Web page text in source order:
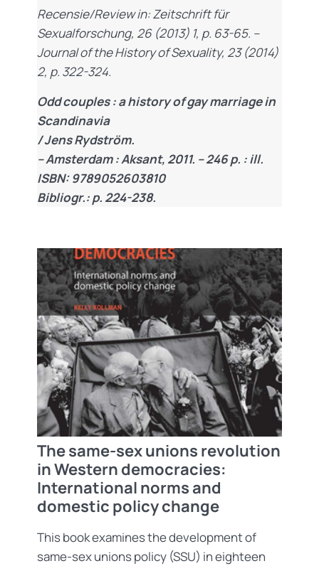
Recensie/Review in: Zeitschrift für
Sexualforschung, 26 (2013) 1, p. 63-65. –
Journal of the History of Sexuality, 23 (2014)
2, p. 322-324.
Odd couples : a history of gay marriage in
Scandinavia
/ Jens Rydström.
– Amsterdam : Aksant, 2011. – 246 p. : ill.
ISBN: 9789052603810
Bibliogr.: p. 224-238.
The same-sex unions revolution
in Western democracies:
International norms and
domestic policy change
This book examines the development of
same-sex unions policy (SSU) in eighteen